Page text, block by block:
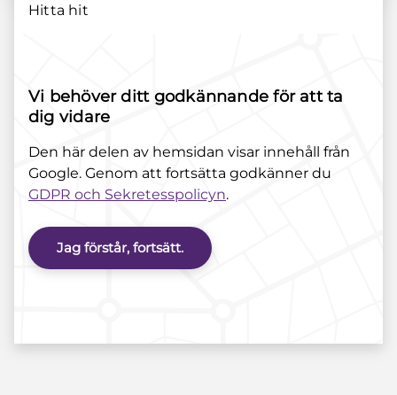
Hitta hit
Vi behöver ditt godkännande för att ta
dig vidare
Den här delen av hemsidan visar innehåll från
Google. Genom att fortsätta godkänner du
GDPR och Sekretesspolicyn.
Jag förstår, fortsätt.